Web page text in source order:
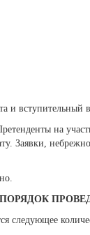
и вступительный
на
Заявки,
ПОРЯДОК